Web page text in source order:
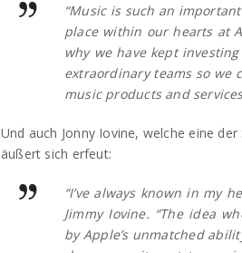
“Music is such an
place within our hearts at
why we have kept
extraordinary teams so we
music products and
Und auch Jonny Iovine, welche eine
äußert sich erfeut:
“I’ve always known in my
Jimmy Iovine. “The idea
by Apple’s unmatched